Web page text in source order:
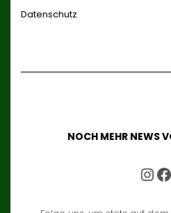
Datenschutz
NOCH MEHR NEWS
UNSER